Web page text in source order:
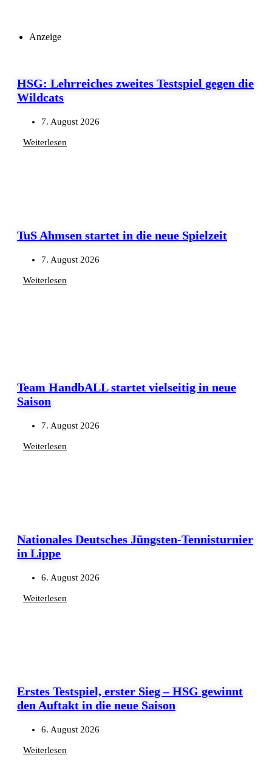
Anzeige
HSG: Lehrreiches zweites Testspiel gegen die
Wildcats
7. August 2026
Weiterlesen
TuS Ahmsen startet in die neue Spielzeit
7. August 2026
Weiterlesen
Team HandbALL startet vielseitig in neue
Saison
7. August 2026
Weiterlesen
Nationales Deutsches Jüngsten-Tennisturnier
in Lippe
6. August 2026
Weiterlesen
Erstes Testspiel, erster Sieg – HSG gewinnt
den Auftakt in die neue Saison
6. August 2026
Weiterlesen